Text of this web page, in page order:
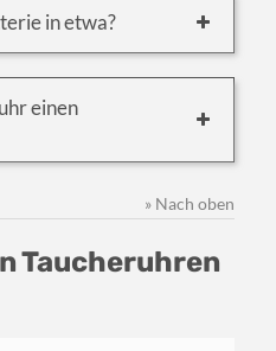
in etwa?
einen
» Nach oben
Taucheruhren